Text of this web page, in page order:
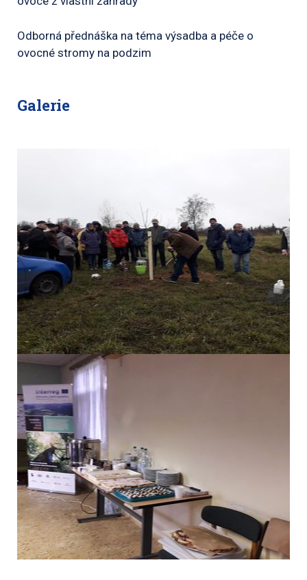
Odborná přednáška na téma výsadba a péče o
ovocné stromy na podzim
Galerie